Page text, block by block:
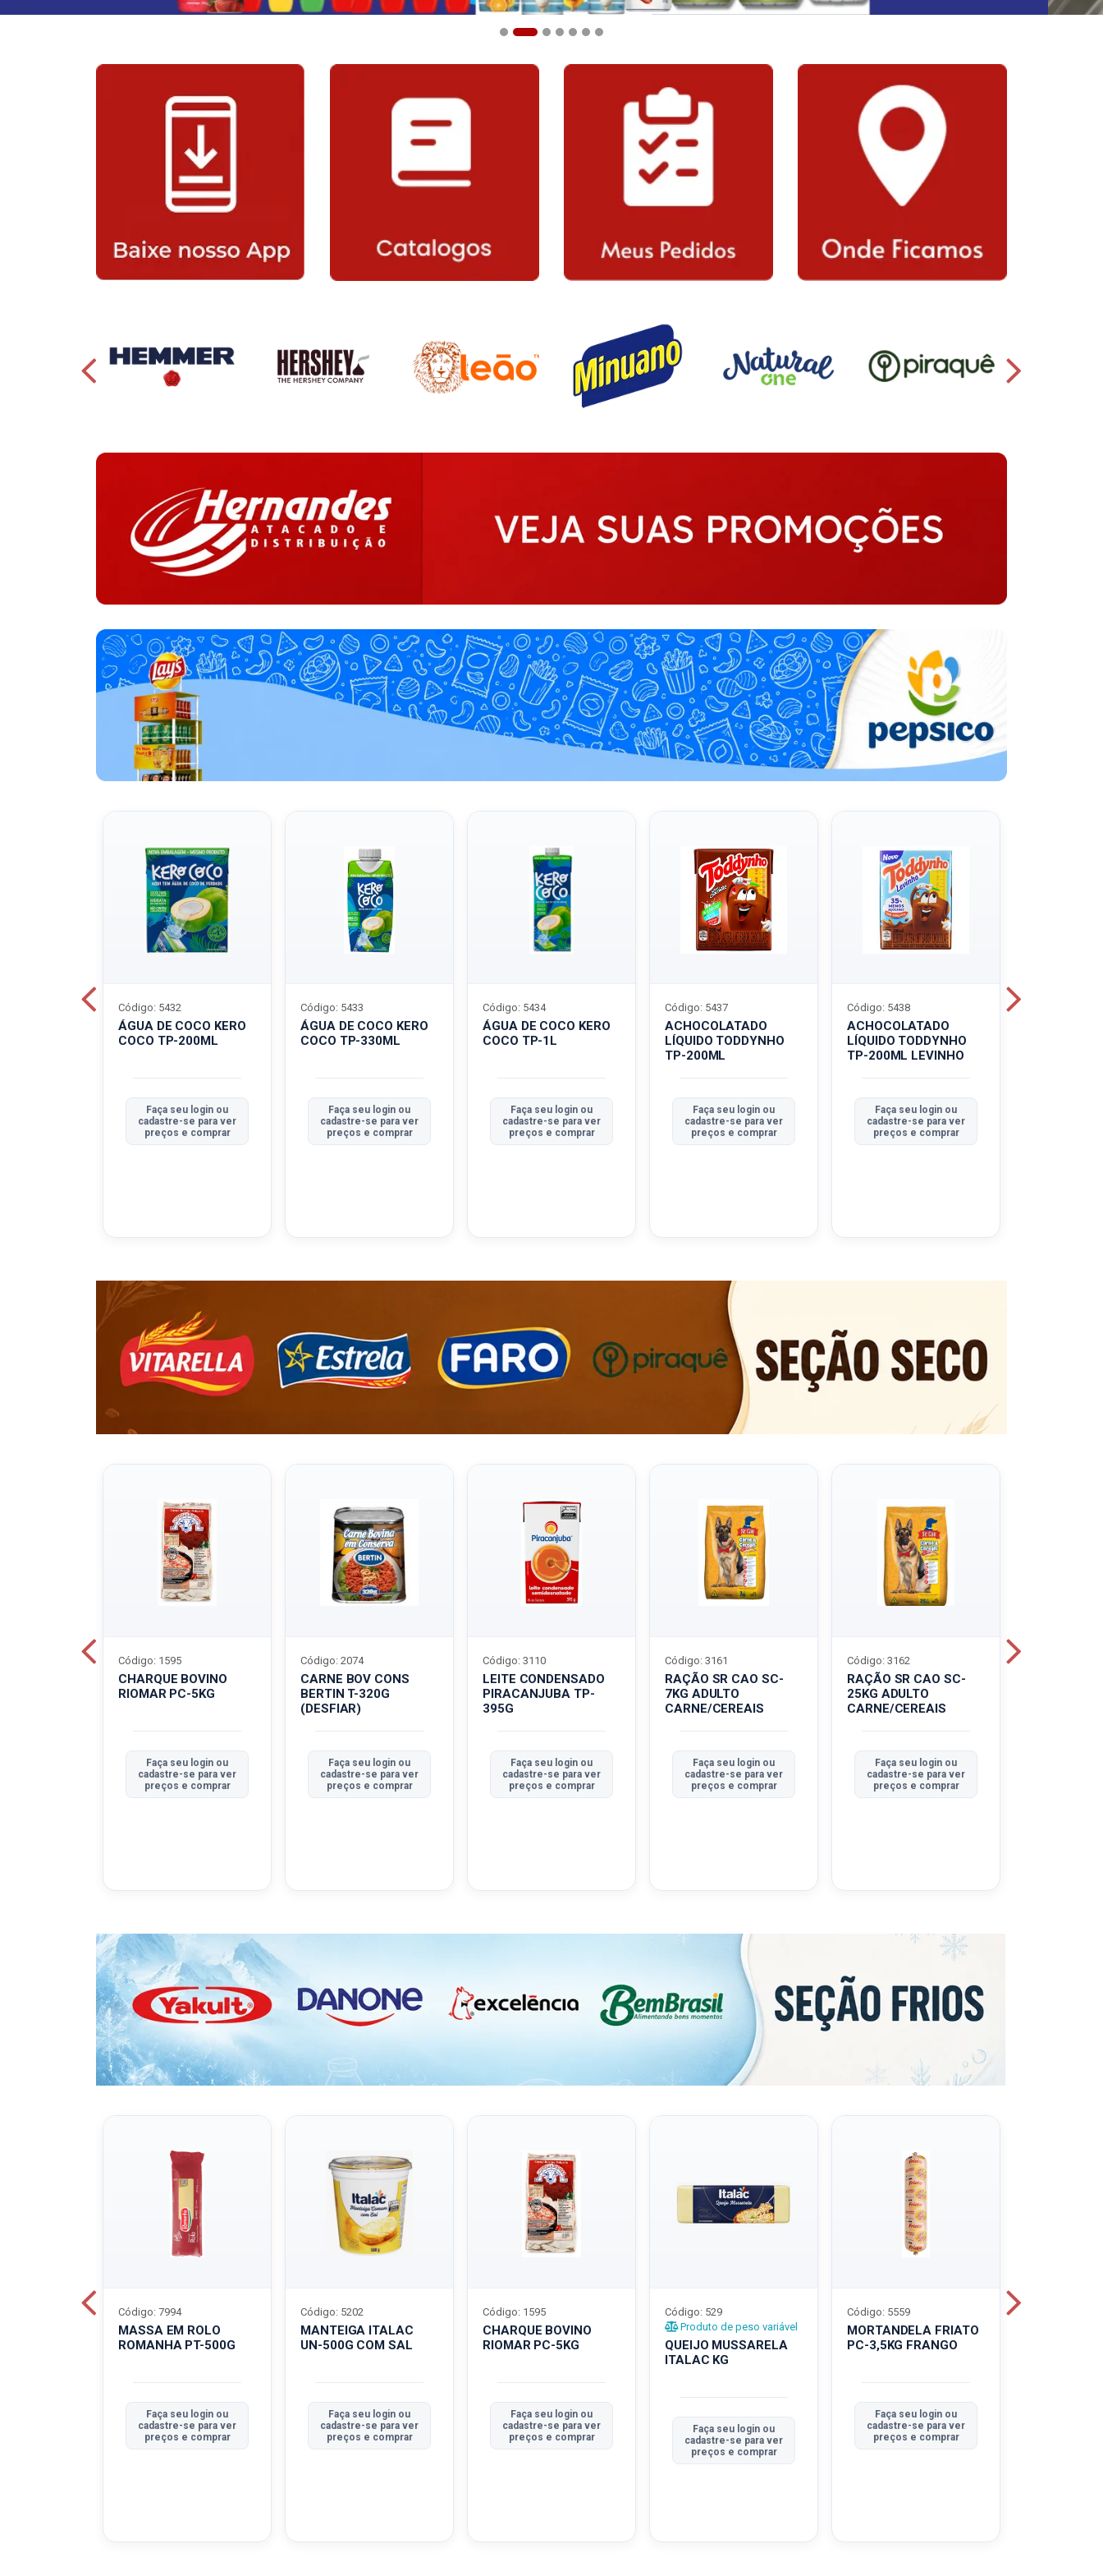
ÁGUA DE COCO KERO
COCO TP-200ML
Código: 5432
Faça seu login ou
cadastre-se para ver
preços e comprar
ÁGUA DE COCO KERO
COCO TP-330ML
Código: 5433
Faça seu login ou
cadastre-se para ver
preços e comprar
ÁGUA DE COCO KERO
COCO TP-1L
Código: 5434
Faça seu login ou
cadastre-se para ver
preços e comprar
ACHOCOLATADO
LÍQUIDO TODDYNHO
TP-200ML
Código: 5437
Faça seu login ou
cadastre-se para ver
preços e comprar
ACHOCOLATADO
LÍQUIDO TODDYNHO
TP-200ML LEVINHO
Código: 5438
Faça seu login ou
cadastre-se para ver
preços e comprar
CHARQUE BOVINO
RIOMAR PC-5KG
Código: 1595
Faça seu login ou
cadastre-se para ver
preços e comprar
CARNE BOV CONS
BERTIN T-320G
(DESFIAR)
Código: 2074
Faça seu login ou
cadastre-se para ver
preços e comprar
LEITE CONDENSADO
PIRACANJUBA TP-
395G
Código: 3110
Faça seu login ou
cadastre-se para ver
preços e comprar
RAÇÃO SR CAO SC-
7KG ADULTO
CARNE/CEREAIS
Código: 3161
Faça seu login ou
cadastre-se para ver
preços e comprar
RAÇÃO SR CAO SC-
25KG ADULTO
CARNE/CEREAIS
Código: 3162
Faça seu login ou
cadastre-se para ver
preços e comprar
MASSA EM ROLO
ROMANHA PT-500G
Código: 7994
Faça seu login ou
cadastre-se para ver
preços e comprar
MANTEIGA ITALAC
UN-500G COM SAL
Código: 5202
Faça seu login ou
cadastre-se para ver
preços e comprar
CHARQUE BOVINO
RIOMAR PC-5KG
Código: 1595
Faça seu login ou
cadastre-se para ver
preços e comprar
QUEIJO MUSSARELA
ITALAC KG
Código: 529
Produto de peso variável
Faça seu login ou
cadastre-se para ver
preços e comprar
MORTANDELA FRIATO
PC-3,5KG FRANGO
Código: 5559
Faça seu login ou
cadastre-se para ver
preços e comprar